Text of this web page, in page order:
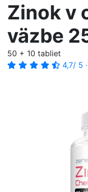
Zinok v
väzbe
50 + 10 tabliet
4,7/ 5 ·